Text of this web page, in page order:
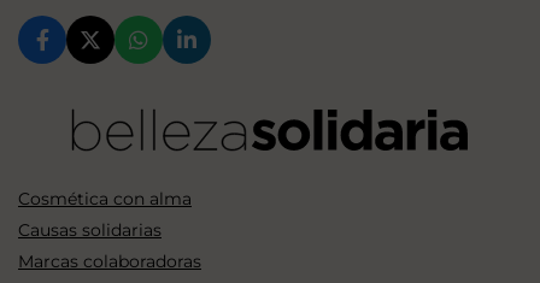
Cosmética con alma
Causas solidarias
Marcas colaboradoras